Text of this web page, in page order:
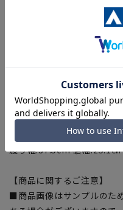
[S]ウエスト:69cm ヒップ
り幅:30.9cm 裾幅:19.6㎝
[M]ウエスト:73cm ヒップ
渡り幅:33.2cm 裾幅:21.6㎝
[LL]ウエスト:83cm ヒッ
渡り幅:35cm 裾幅:23.1㎝
[3L]ウエスト:92cm ヒッ
渡り幅:37.5cm 裾幅:25.1㎝
【商品に関するご注意】
■商品画像はサンプルのた